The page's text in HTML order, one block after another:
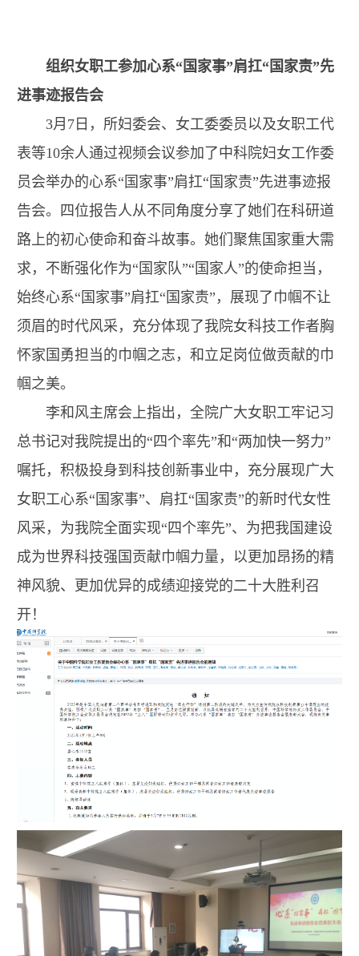
组织女职工参加心系“国家事”肩扛“国家责”先
进事迹报告会
3月7日，所妇委会、女工委委员以及女职工代
表等10余人通过视频会议参加了中科院妇女工作委
员会举办的心系“国家事”肩扛“国家责”先进事迹报
告会。四位报告人从不同角度分享了她们在科研道
路上的初心使命和奋斗故事。她们聚焦国家重大需
求，不断强化作为“国家队”“国家人”的使命担当，
始终心系“国家事”肩扛“国家责”，展现了巾帼不让
须眉的时代风采，充分体现了我院女科技工作者胸
怀家国勇担当的巾帼之志，和立足岗位做贡献的巾
帼之美。
李和风主席会上指出，全院广大女职工牢记习
总书记对我院提出的“四个率先”和“两加快一努力”
嘱托，积极投身到科技创新事业中，充分展现广大
女职工心系“国家事”、肩扛“国家责”的新时代女性
风采，为我院全面实现“四个率先”、为把我国建设
成为世界科技强国贡献巾帼力量，以更加昂扬的精
神风貌、更加优异的成绩迎接党的二十大胜利召
开！